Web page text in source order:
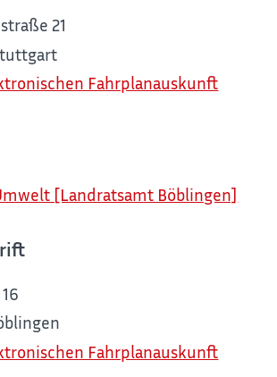
21
Fahrplanauskunft
[Landratsamt Böblingen]
Fahrplanauskunft